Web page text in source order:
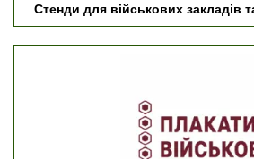
Стенди для військових закладів